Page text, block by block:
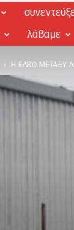
λάβαμε
Η ΕΛΒΟ ΜΕΤΑΞΎ